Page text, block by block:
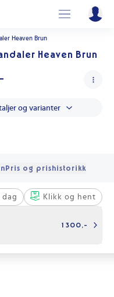
Heaven Brun
Heaven Brun
og varianter
Pris og prishistorikk
dag Klikk og hent
1 300,-